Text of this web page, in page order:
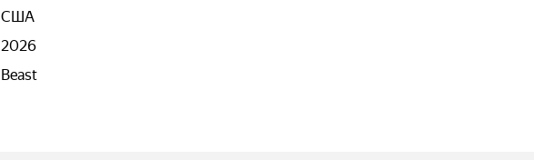
США
2026
Beast